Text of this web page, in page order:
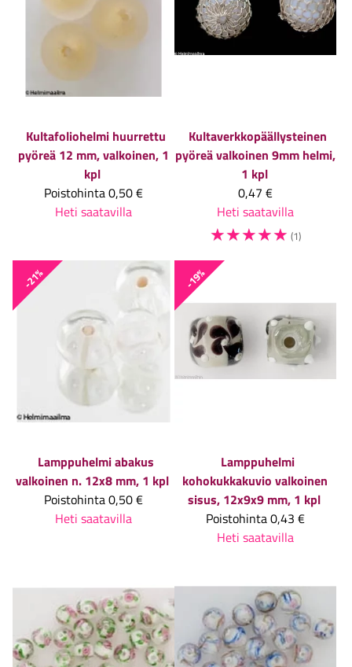
Kultafoliohelmi huurrettu
pyöreä 12 mm, valkoinen, 1
kpl
Poistohinta0,50 €
Heti saatavilla
Kultaverkkopäällysteinen
pyöreä valkoinen 9mm helmi,
1 kpl
0,47 €
Heti saatavilla
☆☆☆☆☆ (1)
-21%
Lamppuhelmi abakus
valkoinen n. 12x8 mm, 1 kpl
Poistohinta0,50 €
Heti saatavilla
-19%
Lamppuhelmi
kohokukkakuvio valkoinen
sisus, 12x9x9 mm, 1 kpl
Poistohinta0,43 €
Heti saatavilla